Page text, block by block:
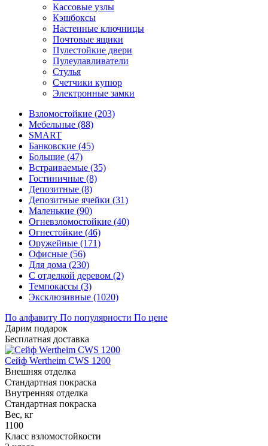
Кассовые узлы
Кэшбоксы
Настенные ключницы
Почтовые ящики
Пулестойкие двери
Пулеулавливатели
Стулья
Счетчики купюр
Электронные замки
Взломостойкие (203)
Мебельные (88)
SMART
Банковские (45)
Большие (47)
Встраиваемые (35)
Гостиничные (8)
Депозитные (8)
Депозитные ячейки (31)
Маленькие (90)
Огневзломостойкие (40)
Огнестойкие (46)
Оружейные (171)
Офисные (56)
Для дома (230)
С отделкой деревом (2)
Темпокассы (3)
Эксклюзивные (1020)
По алфавиту По популярности По цене
Дарим подарок
Бесплатная доставка
Сейф Wertheim CWS 1200
Внешняя отделка
Стандартная покраска
Внутренняя отделка
Стандартная покраска
Вес, кг
1100
Класс взломостойкости